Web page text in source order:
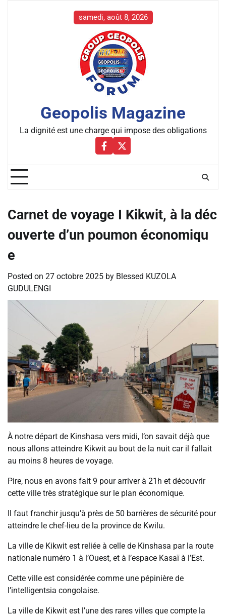
samedi, août 8, 2026
Geopolis Magazine
La dignité est une charge qui impose des obligations
Facebbok
X
Carnet de voyage I Kikwit, à la déc
ouverte d’un poumon économiqu
e
Posted on 27 octobre 2025 by Blessed KUZOLA
GUDULENGI
À notre départ de Kinshasa vers midi, l’on savait déjà que
nous allons atteindre Kikwit au bout de la nuit car il fallait
au moins 8 heures de voyage.
Pire, nous en avons fait 9 pour arriver à 21h et découvrir
cette ville très stratégique sur le plan économique.
Il faut franchir jusqu’à près de 50 barrières de sécurité pour
atteindre le chef-lieu de la province de Kwilu.
La ville de Kikwit est reliée à celle de Kinshasa par la route
nationale numéro 1 à l’Ouest, et à l’espace Kasaï à l’Est.
Cette ville est considérée comme une pépinière de
l’intelligentsia congolaise.
La ville de Kikwit est l’une des rares villes que compte la